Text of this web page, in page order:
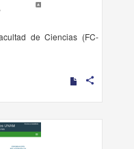
de Ciencias (FC-
share